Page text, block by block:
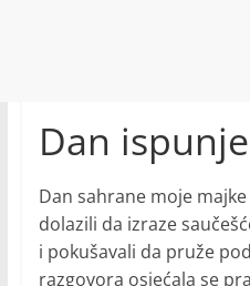
Dan
Dan sahrane moje
dolazili da izraze
i pokušavali da pruže
razgovora osjećala se